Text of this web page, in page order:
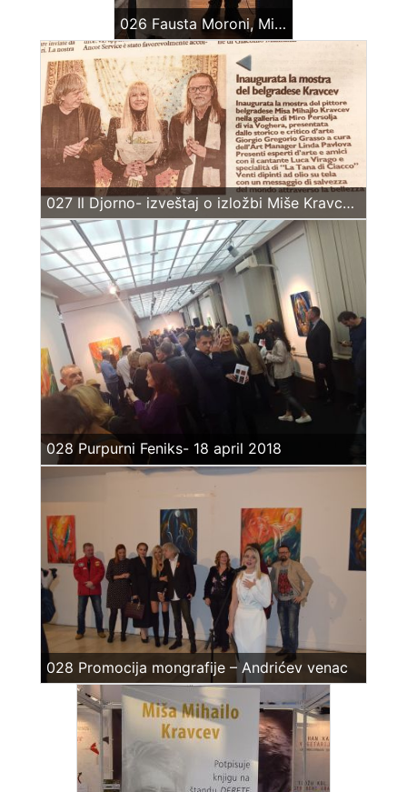
026 Fausta Moroni, Miša Kravcev, Sanja Babić, prevodilac – intervju za Lombardia TV – Milano
027 Il Djorno- izveštaj o izložbi Miše Kravceva, mart 2019
028 Purpurni Feniks- 18 april 2018
028 Promocija mongrafije – Andrićev venac